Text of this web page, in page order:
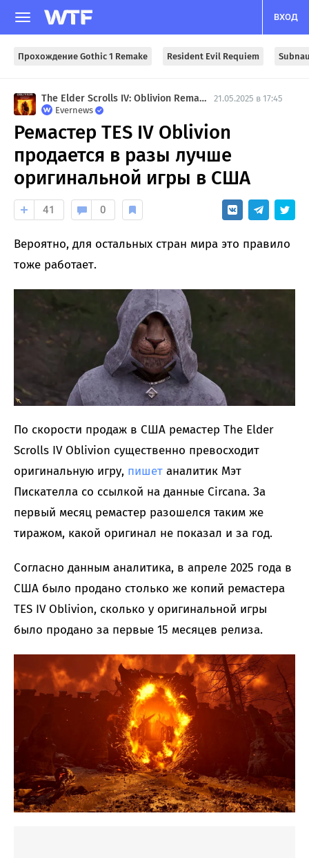
ВХОД
Прохождение Gothic 1 Remake Resident Evil Requiem
The Elder Scrolls IV: Oblivion Remastered
21.05.2025 в 17:45
Evernews
Ремастер TES IV Oblivion
продается в разы лучше
оригинальной игры в США
41 0
Вероятно, для остальных стран мира это правило
тоже работает.
По скорости продаж в США ремастер The Elder
Scrolls IV Oblivion существенно превосходит
оригинальную игру, пишет аналитик Мэт
Пискателла со ссылкой на данные Circana. За
первый месяц ремастер разошелся таким же
тиражом, какой оригинал не показал и за год.
Согласно данным аналитика, в апреле 2025 года в
США было продано столько же копий ремастера
TES IV Oblivion, сколько у оригинальной игры
было продано за первые 15 месяцев релиза.